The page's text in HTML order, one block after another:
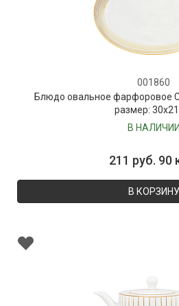
001860
Блюдо овальное фарфоровое
размер:
В НАЛИЧИИ
211 руб. 90
В КОРЗИНУ